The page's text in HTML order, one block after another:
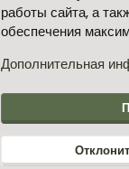
работы сайта, а
обеспечения
Дополнительная